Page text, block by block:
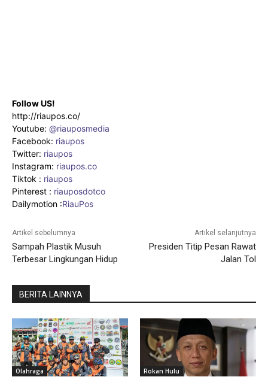
Follow US!
http://riaupos.co/
Youtube: @riauposmedia
Facebook: riaupos
Twitter: riaupos
Instagram: riaupos.co
Tiktok : riaupos
Pinterest : riauposdotco
Dailymotion :RiauPos
Artikel sebelumnya
Sampah Plastik Musuh
Terbesar Lingkungan Hidup
Artikel selanjutnya
Presiden Titip Pesan Rawat
Jalan Tol
BERITA LAINNYA
Olahraga Rokan Hulu